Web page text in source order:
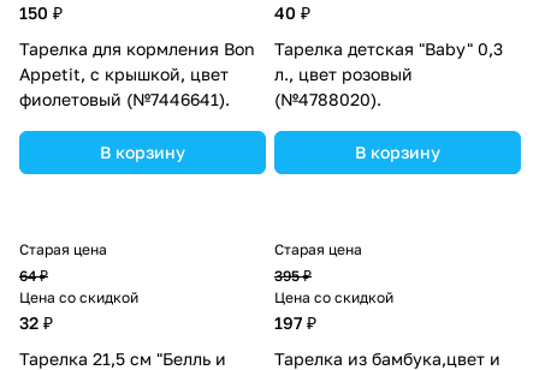
150 ₽
Тарелка для кормления Bon
Appetit, c крышкой, цвет
фиолетовый (№7446641).
В корзину
40 ₽
Тарелка детская "Baby" 0,3
л., цвет розовый
(№4788020).
В корзину
Старая цена
64 ₽
Цена со скидкой
32 ₽
Тарелка 21,5 см "Белль и
Старая цена
395 ₽
Цена со скидкой
197 ₽
Тарелка из бамбука,цвет и